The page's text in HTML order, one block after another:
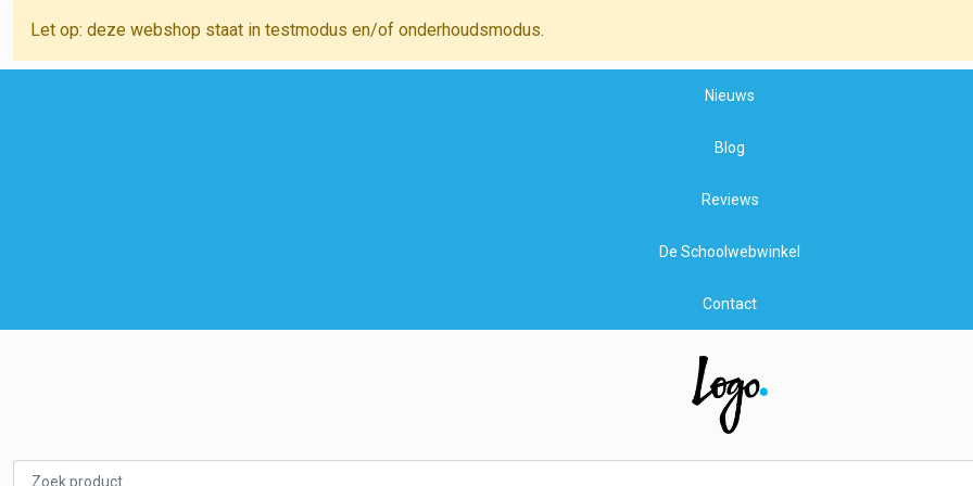
Let op: deze webshop staat in testmodus en/of onderhoudsmodus.
Nieuws
Blog
Reviews
De Schoolwebwinkel
Contact